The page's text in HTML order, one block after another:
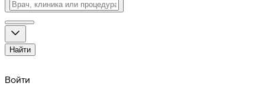
Найти
Войти